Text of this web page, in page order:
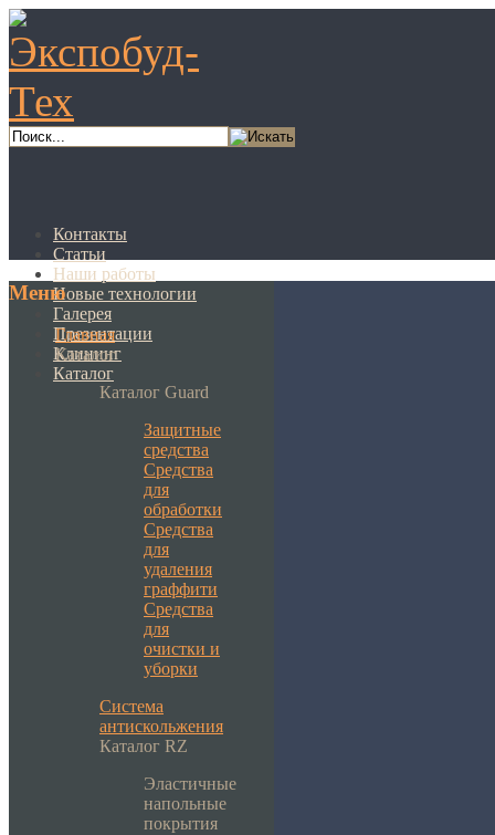
Контакты
Статьи
Наши работы
Новые технологии
Галерея
Презентации
Клининг
Каталог
Меню
Главная
Каталог
Каталог Guard
Защитные
средства
Средства
для
обработки
Средства
для
удаления
граффити
Средства
для
очистки и
уборки
Система
антискольжения
Каталог RZ
Эластичные
напольные
покрытия